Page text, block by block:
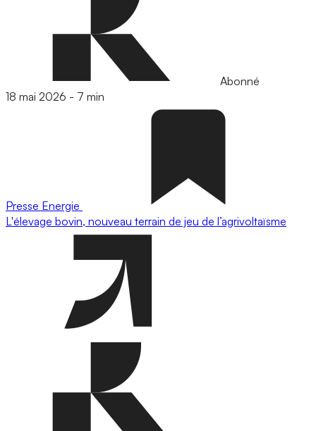
Abonné
18 mai 2026 - 7 min
Presse Energie
L'élevage bovin, nouveau terrain de jeu de l’agrivoltaïsme